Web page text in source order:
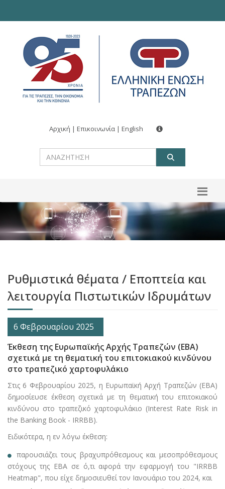
Αρχική | Επικοινωνία | English
Ρυθμιστικά θέματα / Eποπτεία και
λειτουργία Πιστωτικών Ιδρυμάτων
6 Φεβρουαρίου 2025
Έκθεση της Ευρωπαϊκής Αρχής Τραπεζών (ΕΒΑ)
σχετικά με τη θεματική του επιτοκιακού κινδύνου
στο τραπεζικό χαρτοφυλάκιο
Στις 6 Φεβρουαρίου 2025, η Ευρωπαϊκή Αρχή Τραπεζών (ΕΒΑ)
δημοσίευσε έκθεση σχετικά με τη θεματική του επιτοκιακού
κινδύνου στο τραπεζικό χαρτοφυλάκιο (Interest Rate Risk in
the Banking Book - IRRBB).
Ειδικότερα, η εν λόγω έκθεση:
παρουσιάζει τους βραχυπρόθεσμους και μεσοπρόθεσμους
στόχους της ΕΒΑ σε ό,τι αφορά την εφαρμογή του "IRRBB
Heatmap", που είχε δημοσιευθεί τον Ιανουάριο του 2024, και